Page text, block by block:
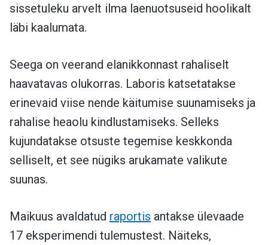
sissetuleku arvelt ilma laenuotsuseid hoolikalt
läbi kaalumata.
Seega on veerand elanikkonnast rahaliselt
haavatavas olukorras. Laboris katsetatakse
erinevaid viise nende käitumise suunamiseks ja
rahalise heaolu kindlustamiseks. Selleks
kujundatakse otsuste tegemise keskkonda
selliselt, et see nügiks arukamate valikute
suunas.
Maikuus avaldatud raportis antakse ülevaade
17 eksperimendi tulemustest. Näiteks,